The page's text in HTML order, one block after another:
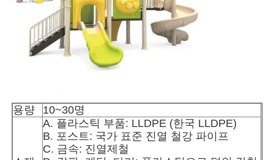
제품
공장 투어
용량 10~30명
A. 플라스틱 부품: LLDPE (한국 LLDPE)
B. 포스트: 국가 표준 진열 철강 파이프
C. 금속: 진열제철